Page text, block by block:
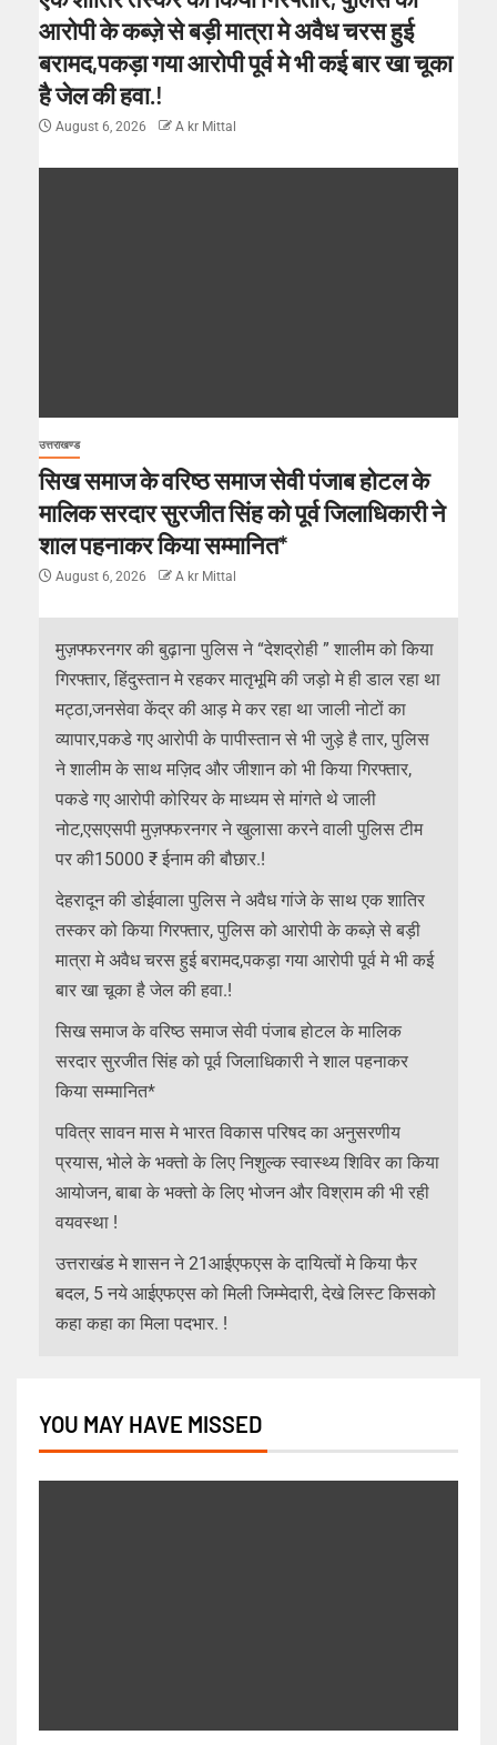
आरोपी के कब्ज़े से बड़ी मात्रा मे अवैध चरस हुई
बरामद,पकड़ा गया आरोपी पूर्व मे भी कई बार खा चूका
है जेल की हवा.!
August 6, 2026 A kr Mittal
उत्तराखण्ड
सिख समाज के वरिष्ठ समाज सेवी पंजाब होटल के
मालिक सरदार सुरजीत सिंह को पूर्व जिलाधिकारी ने
शाल पहनाकर किया सम्मानित*
August 6, 2026 A kr Mittal
मुज़फ्फरनगर की बुढ़ाना पुलिस ने “देशद्रोही ” शालीम को किया
गिरफ्तार, हिंदुस्तान मे रहकर मातृभूमि की जड़ो मे ही डाल रहा था
मट्ठा,जनसेवा केंद्र की आड़ मे कर रहा था जाली नोटों का
व्यापार,पकडे गए आरोपी के पापीस्तान से भी जुड़े है तार, पुलिस
ने शालीम के साथ मज़िद और जीशान को भी किया गिरफ्तार,
पकडे गए आरोपी कोरियर के माध्यम से मांगते थे जाली
नोट,एसएसपी मुज़फ्फरनगर ने खुलासा करने वाली पुलिस टीम
पर की15000 ₹ ईनाम की बौछार.!
देहरादून की डोईवाला पुलिस ने अवैध गांजे के साथ एक शातिर
तस्कर को किया गिरफ्तार, पुलिस को आरोपी के कब्ज़े से बड़ी
मात्रा मे अवैध चरस हुई बरामद,पकड़ा गया आरोपी पूर्व मे भी कई
बार खा चूका है जेल की हवा.!
सिख समाज के वरिष्ठ समाज सेवी पंजाब होटल के मालिक
सरदार सुरजीत सिंह को पूर्व जिलाधिकारी ने शाल पहनाकर
किया सम्मानित*
पवित्र सावन मास मे भारत विकास परिषद का अनुसरणीय
प्रयास, भोले के भक्तो के लिए निशुल्क स्वास्थ्य शिविर का किया
आयोजन, बाबा के भक्तो के लिए भोजन और विश्राम की भी रही
वयवस्था !
उत्तराखंड मे शासन ने 21आईएफएस के दायित्वों मे किया फैर
बदल, 5 नये आईएफएस को मिली जिम्मेदारी, देखे लिस्ट किसको
कहा कहा का मिला पदभार. !
YOU MAY HAVE MISSED